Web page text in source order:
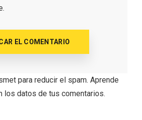
para reducir el spam. Aprende
los datos de tus comentarios.
como recurso turístico
Vino de Rueda